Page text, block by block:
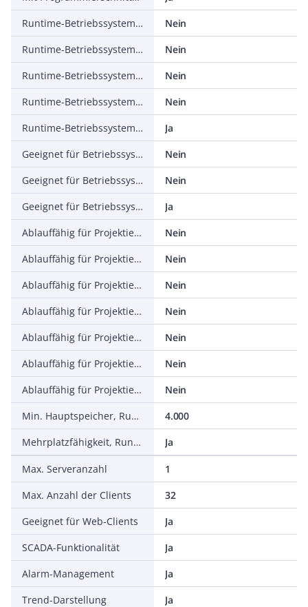
Runtime-Betriebssystem, Windows 2000
Nein
Runtime-Betriebssystem, Windows XP
Nein
Runtime-Betriebssystem, Windows Vista
Nein
Runtime-Betriebssystem, LINUX
Nein
Runtime-Betriebssystem, sonstige
Ja
Geeignet für Betriebssystem Windows 7
Nein
Geeignet für Betriebssystem Windows 8
Nein
Geeignet für Betriebssystem Windows 10
Ja
Ablauffähig für Projektierungsbetriebssystem, Windows 9x
Nein
Ablauffähig für Projektierungsbetriebssystem, Windows NT
Nein
Ablauffähig für Projektierungsbetriebssystem, Windows 2000
Nein
Ablauffähig für Projektierungsbetriebssystem, Windows ME
Nein
Ablauffähig für Projektierungsbetriebssystem, Windows 2003 Server
Nein
Ablauffähig für Projektierungsbetriebssystem, Windows Vista
Nein
Ablauffähig für Projektierungsbetriebssystem, LINUX
Nein
Min. Hauptspeicher, Runtimesystem
4.000
Mehrplatzfähigkeit, Runtime
Ja
Max. Serveranzahl
1
Max. Anzahl der Clients
32
Geeignet für Web-Clients
Ja
SCADA-Funktionalität
Ja
Alarm-Management
Ja
Trend-Darstellung
Ja